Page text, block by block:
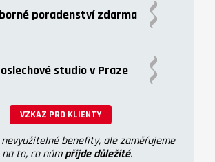
poradenství zdarma
studio v Praze
VZKAZ PRO KLIENTY
benefity, ale zaměřujeme
na to, co námpřijde důležité.